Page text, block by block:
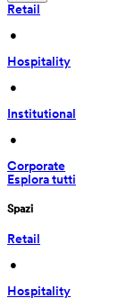
Retail
•
Hospitality
•
Institutional
•
Corporate
Esplora tutti
Spazi
Retail
•
Hospitality